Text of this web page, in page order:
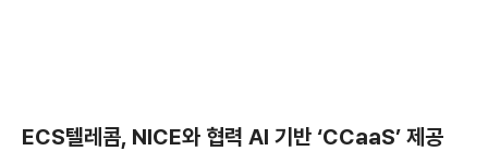
ECS텔레콤, NICE와 협력 AI 기반 ‘CCaaS’ 제공